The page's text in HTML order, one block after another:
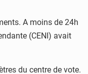
A moins de 24h
(CENI) avait
du centre de vote.